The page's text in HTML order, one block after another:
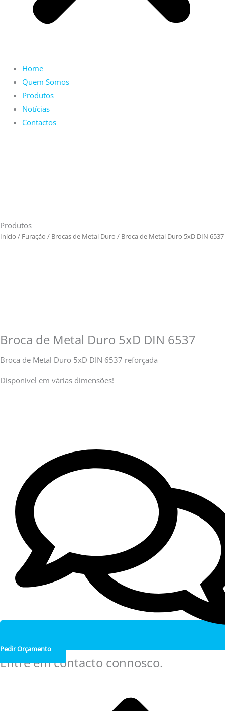
Home
Quem Somos
Produtos
Notícias
Contactos
Produtos
Início / Furação / Brocas de Metal Duro / Broca de Metal Duro 5xD DIN 6537
Broca de Metal Duro 5xD DIN 6537
Broca de Metal Duro 5xD DIN 6537 reforçada
Disponível em várias dimensões!
Pedir Orçamento
Entre em contacto connosco.